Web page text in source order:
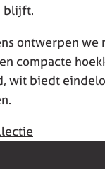
blijft.
ontwerpen
compacte
wit biedt